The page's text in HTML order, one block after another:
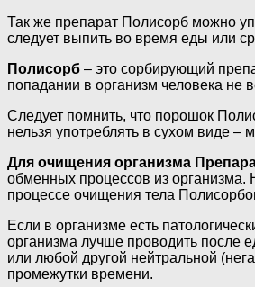
Так же препарат Полисорб можно
следует выпить во время еды или
Полисорб – это сорбирующий
попадании в организм человека не
Следует помнить, что порошок
нельзя употреблять в сухом виде
Для очищения организма
обменных процессов из организма.
процессе очищения тела
Если в организме есть
организма лучше проводить после
или любой другой нейтральной
промежутки времени.